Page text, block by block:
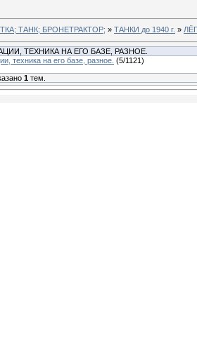
ТАНК; БРОНЕТРАКТОР; » ТАНКИ до 1940 г. »
ТЕХНИКА НА ЕГО БАЗЕ, РАЗНОЕ.
техника на его базе, разное. (5/1121)
1 тем.